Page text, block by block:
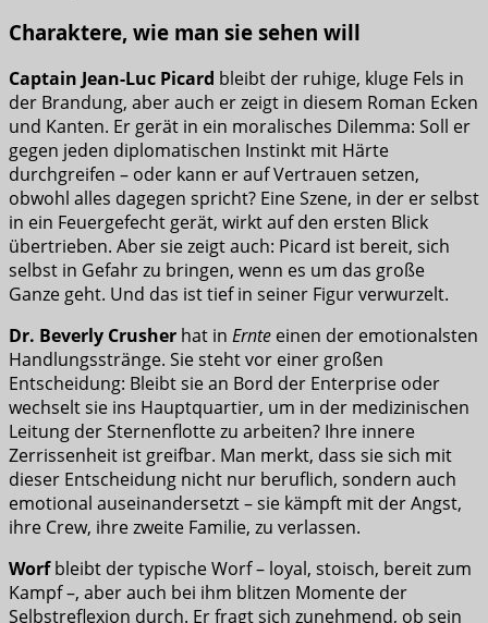
Charaktere, wie man sie sehen will
Captain Jean-Luc Picard bleibt der ruhige, kluge Fels in
der Brandung, aber auch er zeigt in diesem Roman Ecken
und Kanten. Er gerät in ein moralisches Dilemma: Soll er
gegen jeden diplomatischen Instinkt mit Härte
durchgreifen – oder kann er auf Vertrauen setzen,
obwohl alles dagegen spricht? Eine Szene, in der er selbst
in ein Feuergefecht gerät, wirkt auf den ersten Blick
übertrieben. Aber sie zeigt auch: Picard ist bereit, sich
selbst in Gefahr zu bringen, wenn es um das große
Ganze geht. Und das ist tief in seiner Figur verwurzelt.
Dr. Beverly Crusher hat in Ernte einen der emotionalsten
Handlungsstränge. Sie steht vor einer großen
Entscheidung: Bleibt sie an Bord der Enterprise oder
wechselt sie ins Hauptquartier, um in der medizinischen
Leitung der Sternenflotte zu arbeiten? Ihre innere
Zerrissenheit ist greifbar. Man merkt, dass sie sich mit
dieser Entscheidung nicht nur beruflich, sondern auch
emotional auseinandersetzt – sie kämpft mit der Angst,
ihre Crew, ihre zweite Familie, zu verlassen.
Worfbleibt der typische Worf – loyal, stoisch, bereit zum
Kampf –, aber auch bei ihm blitzen Momente der
Selbstreflexion durch. Er fragt sich zunehmend, ob sein